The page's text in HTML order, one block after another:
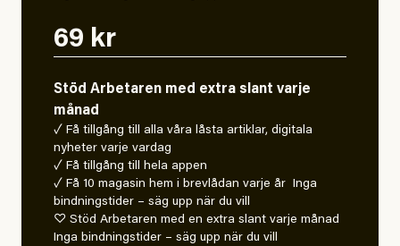
69 kr
Stöd Arbetaren med extra slant varje
månad
✓ Få tillgång till alla våra låsta artiklar, digitala
nyheter varje vardag
✓ Få tillgång till hela appen
✓ Få 10 magasin hem i brevlådan varje år Inga
bindningstider – säg upp när du vill
♡ Stöd Arbetaren med en extra slant varje månad
Inga bindningstider – säg upp när du vill